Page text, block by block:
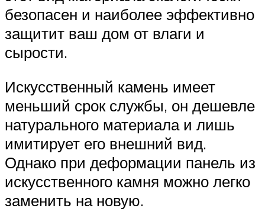
безопасен и наиболее эффективно
защитит ваш дом от влаги и
сырости.
Искусственный камень имеет
меньший срок службы, он дешевле
натурального материала и лишь
имитирует его внешний вид.
Однако при деформации панель из
искусственного камня можно легко
заменить на новую.